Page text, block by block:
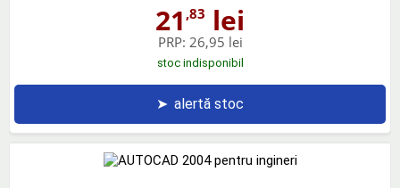
21 ,83 lei
PRP: 26,95 lei
stoc indisponibil
➤ alertă stoc